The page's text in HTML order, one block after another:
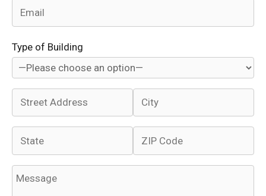
Type of Building